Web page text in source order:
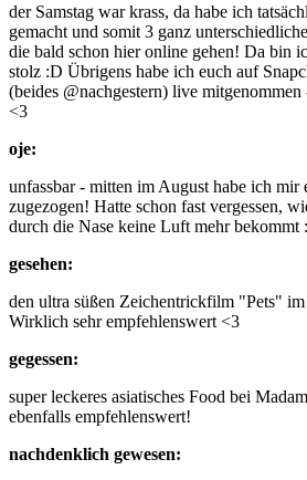
der Samstag war krass, da habe ich
gemacht und somit 3 ganz
die bald schon hier online gehen! Da bin
stolz :D Übrigens habe ich euch auf
(beides @nachgestern) live
<3
oje:
unfassbar - mitten im August habe ich mir
zugezogen! Hatte schon fast vergessen,
durch die Nase keine Luft mehr bekommt
gesehen:
den ultra süßen Zeichentrickfilm "Pets"
Wirklich sehr empfehlenswert <3
gegessen:
super leckeres asiatisches Food bei
ebenfalls empfehlenswert!
nachdenklich gewesen: